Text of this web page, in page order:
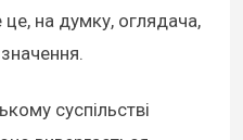
на думку, оглядача,
суспільстві